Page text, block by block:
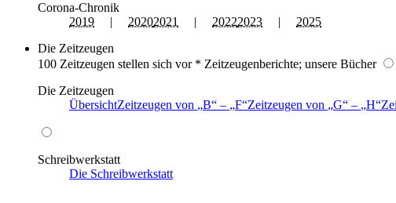
Corona-Chronik
2019 | 20202021 | 20222023 | 2025
Die Zeitzeugen
100 Zeitzeugen stellen sich vor * Zeitzeugenberichte; unsere Bücher
Die Zeitzeugen
ÜbersichtZeitzeugen von B – F Zeitzeugen von G – H
Schreibwerkstatt
Die Schreibwerkstatt